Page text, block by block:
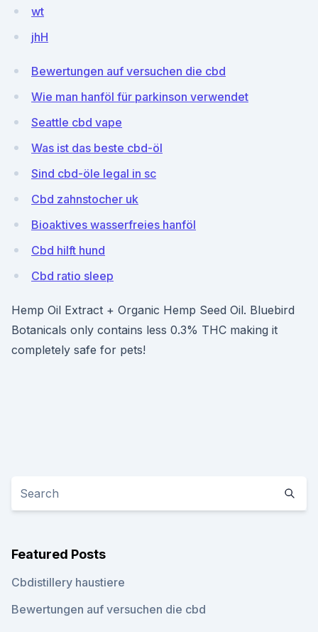
wt
jhH
Bewertungen auf versuchen die cbd
Wie man hanföl für parkinson verwendet
Seattle cbd vape
Was ist das beste cbd-öl
Sind cbd-öle legal in sc
Cbd zahnstocher uk
Bioaktives wasserfreies hanföl
Cbd hilft hund
Cbd ratio sleep
Hemp Oil Extract + Organic Hemp Seed Oil. Bluebird
Botanicals only contains less 0.3% THC making it
completely safe for pets!
Featured Posts
Cbdistillery haustiere
Bewertungen auf versuchen die cbd